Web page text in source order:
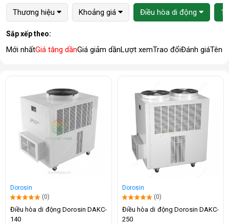
Thương hiệu Khoảng giá Điều hòa di động 1
Sắp xếp theo:
Mới nhấtGiá tăng dầnGiá giảm dầnLượt xemTrao đổiĐánh giáTên
Dorosin
(0)
Điều hòa di động Dorosin DAKC-
140
Dorosin
(0)
Điều hòa di động Dorosin DAKC-
250